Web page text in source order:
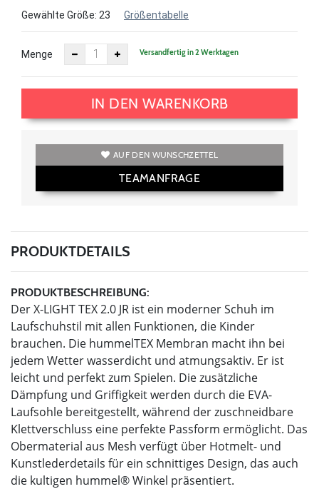
Gewählte Größe: 23 Größentabelle
Menge Versandfertig in 2 Werktagen
IN DEN WARENKORB
AUF DEN WUNSCHZETTEL
TEAMANFRAGE
PRODUKTDETAILS
PRODUKTBESCHREIBUNG:
Der X-LIGHT TEX 2.0 JR ist ein moderner Schuh im
Laufschuhstil mit allen Funktionen, die Kinder
brauchen. Die hummelTEX Membran macht ihn bei
jedem Wetter wasserdicht und atmungsaktiv. Er ist
leicht und perfekt zum Spielen. Die zusätzliche
Dämpfung und Griffigkeit werden durch die EVA-
Laufsohle bereitgestellt, während der zuschneidbare
Klettverschluss eine perfekte Passform ermöglicht. Das
Obermaterial aus Mesh verfügt über Hotmelt- und
Kunstlederdetails für ein schnittiges Design, das auch
die kultigen hummel® Winkel präsentiert.